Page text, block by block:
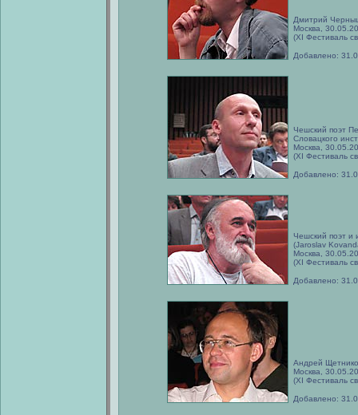
Дмитрий
Москва,
(XI Фестиваль
Добавлено:
Чешский поэт
Словацкого
Москва,
(XI Фестиваль
Добавлено:
Чешский поэт и
(Jaroslav
Москва,
(XI Фестиваль
Добавлено:
Андрей
Москва,
(XI Фестиваль
Добавлено: